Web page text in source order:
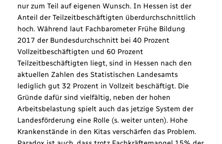
nur zum Teil auf eigenen Wunsch. In Hessen ist der
Anteil der Teilzeitbeschäftigten überdurchschnittlich
hoch. Während laut Fachbarometer Frühe Bildung
2017 der Bundesdurchschnitt bei 40 Prozent
Vollzeitbeschäftigten und 60 Prozent
Teilzeitbeschäftigten liegt, sind in Hessen nach den
aktuellen Zahlen des Statistischen Landesamts
lediglich gut 32 Prozent in Vollzeit beschäftigt. Die
Gründe dafür sind vielfältig, neben der hohen
Arbeitsbelastung spielt auch das jetzige System der
Landesförderung eine Rolle (s. weiter unten). Hohe
Krankenstände in den Kitas verschärfen das Problem.